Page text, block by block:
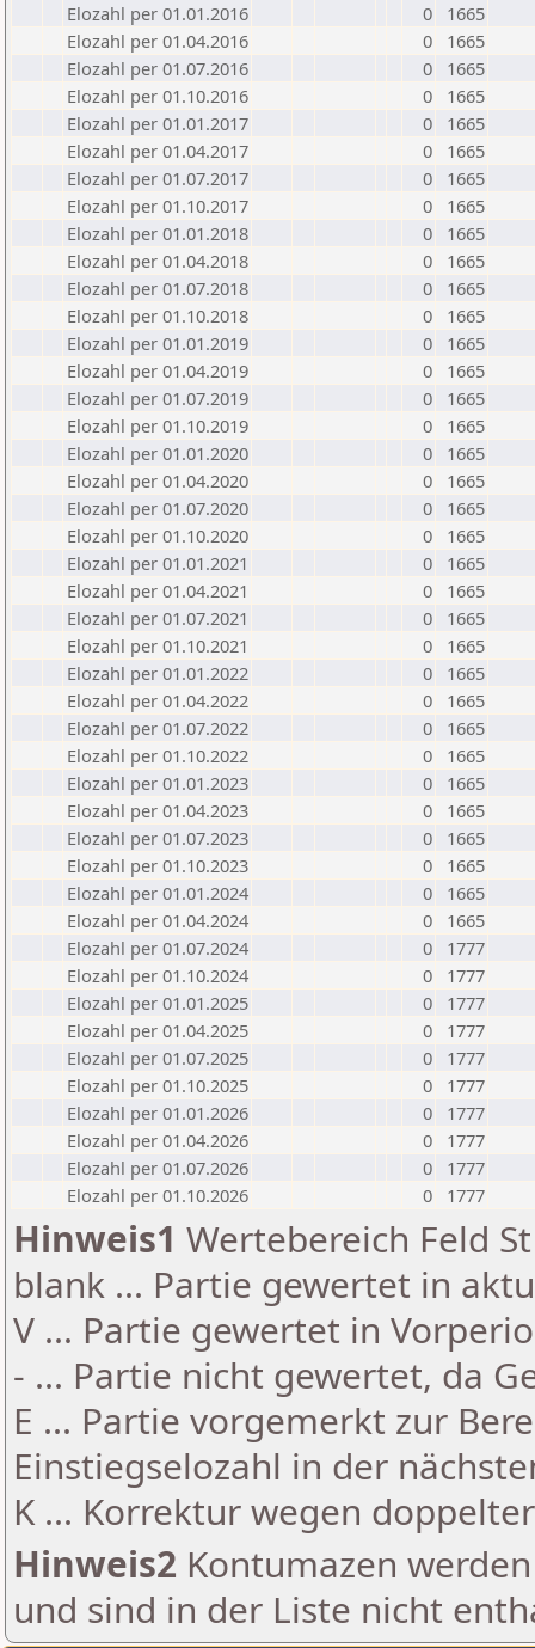
Elozahl per 01.01.2016
0
1665
Elozahl per 01.04.2016
0
1665
Elozahl per 01.07.2016
0
1665
Elozahl per 01.10.2016
0
1665
Elozahl per 01.01.2017
0
1665
Elozahl per 01.04.2017
0
1665
Elozahl per 01.07.2017
0
1665
Elozahl per 01.10.2017
0
1665
Elozahl per 01.01.2018
0
1665
Elozahl per 01.04.2018
0
1665
Elozahl per 01.07.2018
0
1665
Elozahl per 01.10.2018
0
1665
Elozahl per 01.01.2019
0
1665
Elozahl per 01.04.2019
0
1665
Elozahl per 01.07.2019
0
1665
Elozahl per 01.10.2019
0
1665
Elozahl per 01.01.2020
0
1665
Elozahl per 01.04.2020
0
1665
Elozahl per 01.07.2020
0
1665
Elozahl per 01.10.2020
0
1665
Elozahl per 01.01.2021
0
1665
Elozahl per 01.04.2021
0
1665
Elozahl per 01.07.2021
0
1665
Elozahl per 01.10.2021
0
1665
Elozahl per 01.01.2022
0
1665
Elozahl per 01.04.2022
0
1665
Elozahl per 01.07.2022
0
1665
Elozahl per 01.10.2022
0
1665
Elozahl per 01.01.2023
0
1665
Elozahl per 01.04.2023
0
1665
Elozahl per 01.07.2023
0
1665
Elozahl per 01.10.2023
0
1665
Elozahl per 01.01.2024
0
1665
Elozahl per 01.04.2024
0
1665
Elozahl per 01.07.2024
0
1777
Elozahl per 01.10.2024
0
1777
Elozahl per 01.01.2025
0
1777
Elozahl per 01.04.2025
0
1777
Elozahl per 01.07.2025
0
1777
Elozahl per 01.10.2025
0
1777
Elozahl per 01.01.2026
0
1777
Elozahl per 01.04.2026
0
1777
Elozahl per 01.07.2026
0
1777
Elozahl per 01.10.2026
0 1777
Hinweis1 Wertebereich Feld
blank ... Partie gewertet in
V ... Partie gewertet in
- ... Partie nicht gewertet, da
E ... Partie vorgemerkt zur
Einstiegselozahl in der
K ... Korrektur wegen
Hinweis2 Kontumazen
und sind in der Liste nicht